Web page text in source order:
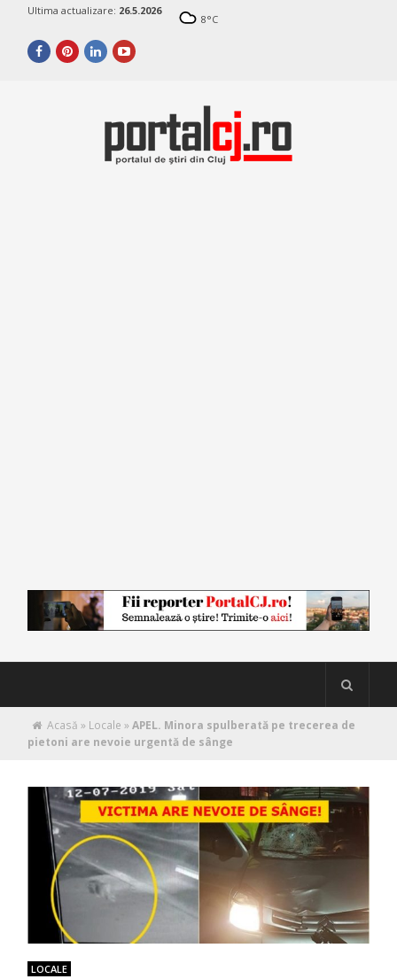
Ultima actualizare: 26.5.2026
8°C
Acasă » Locale »APEL. Minora spulberată pe trecerea de
pietoni are nevoie urgentă de sânge
LOCALE